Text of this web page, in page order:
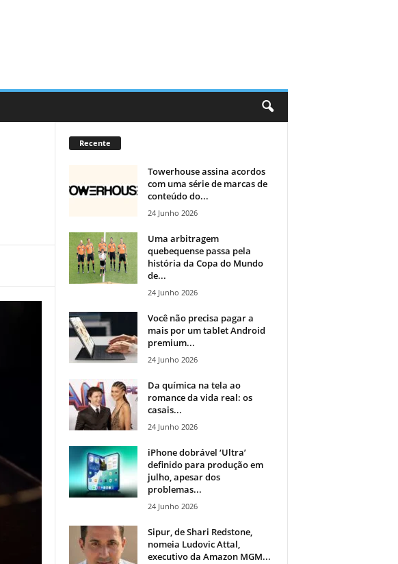
Recente
Towerhouse assina acordos
com uma série de marcas de
conteúdo do...
24 Junho 2026
Uma arbitragem
quebequense passa pela
história da Copa do Mundo
de...
24 Junho 2026
Você não precisa pagar a
mais por um tablet Android
premium...
24 Junho 2026
Da química na tela ao
romance da vida real: os
casais...
24 Junho 2026
iPhone dobrável ‘Ultra’
definido para produção em
julho, apesar dos
problemas...
24 Junho 2026
Sipur, de Shari Redstone,
nomeia Ludovic Attal,
executivo da Amazon MGM...